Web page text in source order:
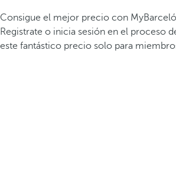
Consigue el mejor precio con MyBarceló
Registrate o inicia sesión en el proceso
este fantástico precio solo para